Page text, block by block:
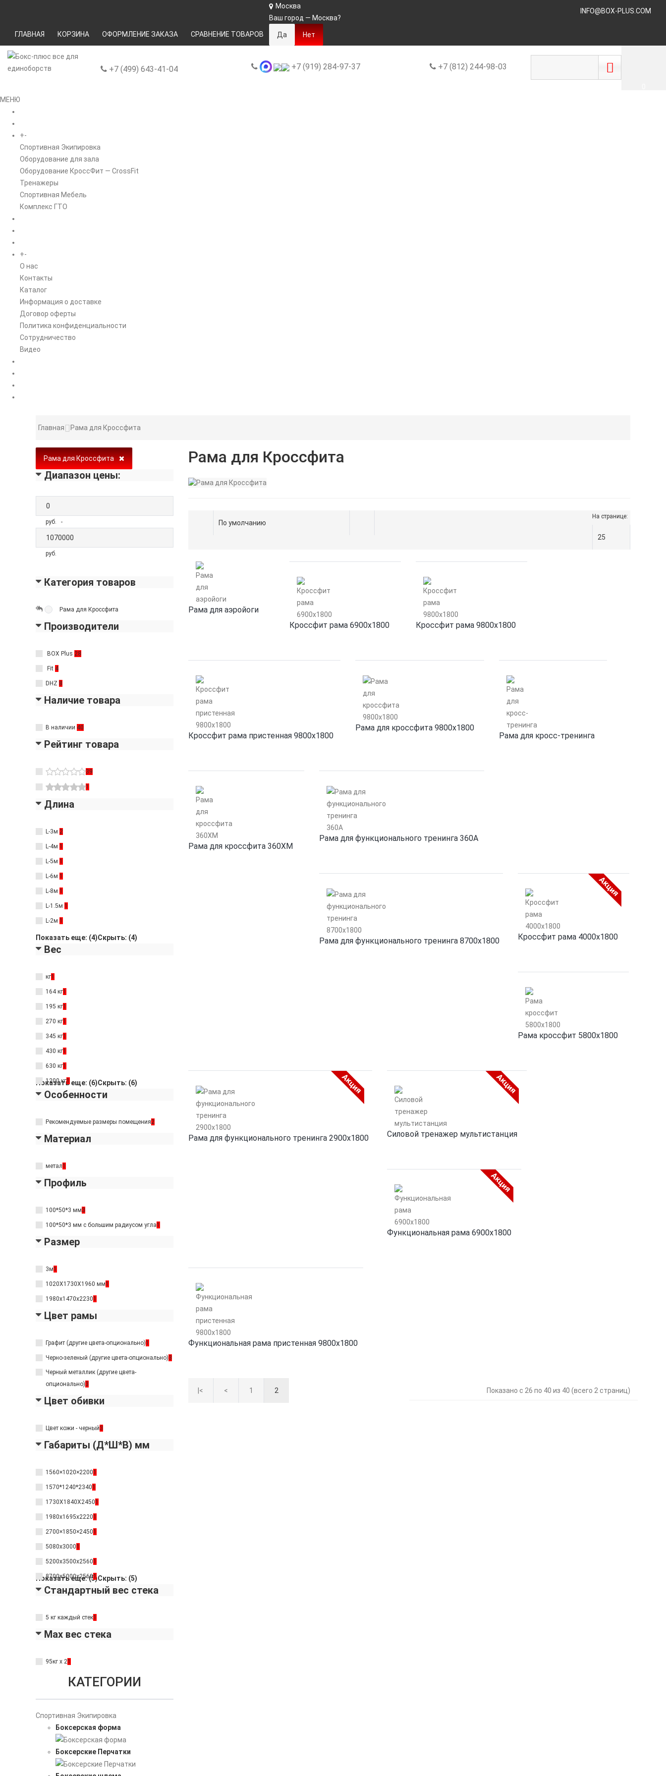
ГЛАВНАЯ КОРЗИНА ОФОРМЛЕНИЕ ЗАКАЗА СРАВНЕНИЕ ТОВАРОВ
Москва
Ваш город — Москва?
INFO@BOX-PLUS.COM
+7 (499) 643-41-04 +7 (919) 284-97-37 +7 (812) 244-98-03
МЕНЮ
+-
Спортивная Экипировка
Оборудование для зала
Оборудование КроссФит — CrossFit
Тренажеры
Спортивная Мебель
Комплекс ГТО
+-
O нас
Контакты
Каталог
Информация о доставке
Договор оферты
Политика конфиденциальности
Сотрудничество
Видео
Главная Рама для Кроссфита
Рама для Кроссфита
Диапазон цены:
руб. -
руб.
Категория товаров
Рама для Кроссфита
Производители
BOX Plus 28
Fit 4
DHZ 8
Наличие товара
В наличии 40
Рейтинг товара
39
1
Длина
L-3м 2
L-4м 1
L-5м 1
L-6м 1
L-8м 1
L-1.5м 1
L-2м 1
Показать еще: (4)Скрыть: (4)
Вес
кг1
164 кг1
195 кг1
270 кг1
345 кг1
430 кг1
630 кг1
1200 кг1
1500 кг1
Показать еще: (6)Скрыть: (6)
Особенности
Рекомендуемые размеры помещения2
Материал
метал1
Профиль
100*50*3 мм3
100*50*3 мм с большим радиусом угла1
Размер
3м1
1020Х1730Х1960 мм1
1980х1470x22301
Цвет рамы
Графит (другие цвета-опционально)1
Черно-зеленый (другие цвета-опционально)3
Черный металлик (другие цвета-
опционально)3
Цвет обивки
Цвет кожи - черный3
Габариты (Д*Ш*В) мм
1560×1020×22001
1570*1240*23401
1730Х1840Х24501
1980х1695x22201
2700×1850×24501
5080х30001
5200х3500х25601
8700х5000х25601
Показать еще: (5)Скрыть: (5)
Стандартный вес стека
5 кг каждый стек1
Max вес стека
95кг х 21
КАТЕГОРИИ
Спортивная Экипировка
Боксерская форма
Боксерские Перчатки
Рама для Кроссфита
На странице:
Рама для аэройоги
Кроссфит рама 6900х1800
Кроссфит рама 9800х1800
Кроссфит рама пристенная 9800х1800
Рама для кроссфита 9800х1800
Рама для кросс-тренинга
Рама для кроссфита 360XM
Рама для функционального тренинга 360A
Рама для функционального тренинга 8700х1800
Акция
Кроссфит рама 4000х1800
Рама кроссфит 5800х1800
Акция
Рама для функционального тренинга 2900х1800
Акция
Силовой тренажер мультистанция
Акция
Функциональная рама 6900х1800
Функциональная рама пристенная 9800х1800
|< < 1 2 Показано с 26 по 40 из 40 (всего 2 страниц)